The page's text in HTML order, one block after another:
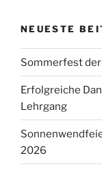
NEUESTE
Sommerfest
Erfolgreiche
Lehrgang
2026